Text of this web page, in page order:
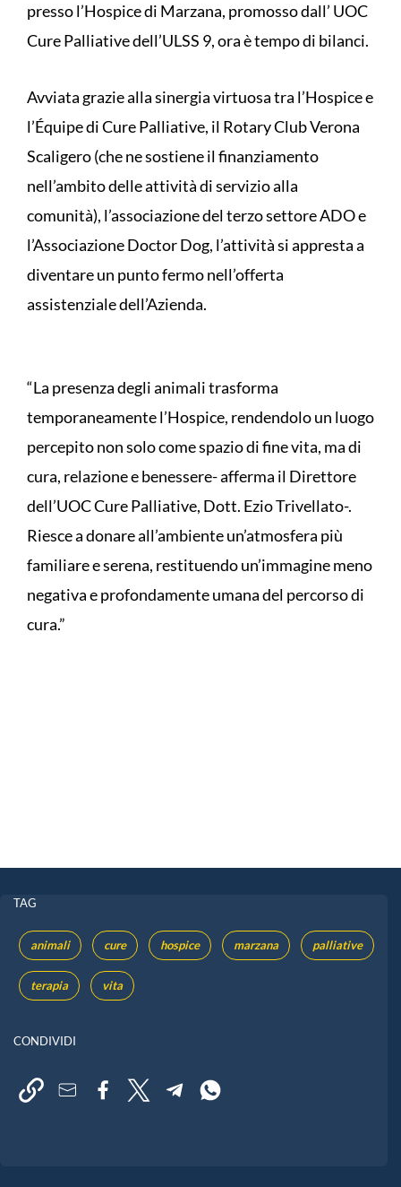
presso l’Hospice di Marzana, promosso dall’ UOC
Cure Palliative dell’ULSS 9, ora è tempo di bilanci.
Avviata grazie alla sinergia virtuosa tra l’Hospice e
l’Équipe di Cure Palliative, il Rotary Club Verona
Scaligero (che ne sostiene il finanziamento
nell’ambito delle attività di servizio alla
comunità), l’associazione del terzo settore ADO e
l’Associazione Doctor Dog, l’attività si appresta a
diventare un punto fermo nell’offerta
assistenziale dell’Azienda.
“La presenza degli animali trasforma
temporaneamente l’Hospice, rendendolo un luogo
percepito non solo come spazio di fine vita, ma di
cura, relazione e benessere- afferma il Direttore
dell’UOC Cure Palliative, Dott. Ezio Trivellato-.
Riesce a donare all’ambiente un’atmosfera più
familiare e serena, restituendo un’immagine meno
negativa e profondamente umana del percorso di
cura.”
TAG
animali cure hospice marzana palliative
terapia vita
CONDIVIDI